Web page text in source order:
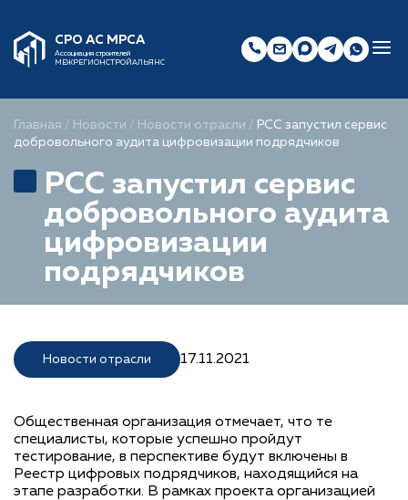
СРО АС МРСА
Ассоциация строителей
МЕЖРЕГИОНСТРОЙАЛЬЯНС
Главная / Новости / Новости отрасли / РСС запустил сервис
добровольного аудита цифровизации подрядчиков
РСС запустил сервис
добровольного аудита
цифровизации
подрядчиков
Новости отрасли 17.11.2021
Общественная организация отмечает, что те
специалисты, которые успешно пройдут
тестирование, в перспективе будут включены в
Реестр цифровых подрядчиков, находящийся на
этапе разработки. В рамках проекта организацией